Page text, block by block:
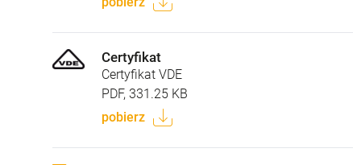
Certyfikat
Certyfikat VDE
PDF, 331.25 KB
pobierz